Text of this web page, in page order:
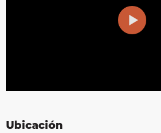
Ubicación